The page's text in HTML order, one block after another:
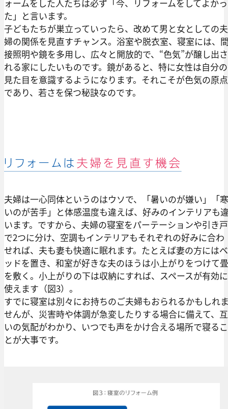
ォームをした人たちは必ず「今、リフォームをしてよかっ
た」と言います。
子どもたちが巣立っていったら、改めて男と女としての夫
婦の関係を見直すチャンス。浴室や脱衣室、寝室には、
接照明や鏡を多用し、広々と開放的で、“色気”が醸し出さ
れる家にしたいものです。鏡があると、特に女性は自分の
見た目を意識するようになります。それこそが色気の原点
であり、若さを保つ秘訣なのです。
夫婦は一心同体というのはウソで、「暑いのが嫌い」「寒
いのが苦手」と体感温度も違えば、好みのインテリアも
います。ですから、夫婦の寝室をパーテーションや引き戸
で2つに分け、空調もインテリアもそれぞれの好みに合わ
せれば、夫も妻も快適に眠れます。たとえば妻の方にはベ
ッドを置き、和室が好きな夫のほうは小上がりをつけて畳
を敷く。小上がりの下は収納にすれば、スペースが有効に
使えます（図3）。
すでに寝室は別々にお持ちのご夫婦もおられるかもしれ
せんが、災害時や体調が急変したりする場合に備えて、互
いの気配がわかり、いつでも声をかけ合える場所で寝るこ
とが大事です。